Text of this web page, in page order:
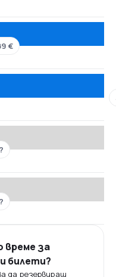
€
време за
билети?
да резервираш